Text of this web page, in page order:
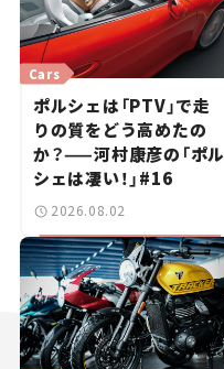
ポルシェは「PTV」で走
りの質をどう高めたの
か？——河村康彦の「ポル
シェは凄い！」#16
Cars
2026.08.02